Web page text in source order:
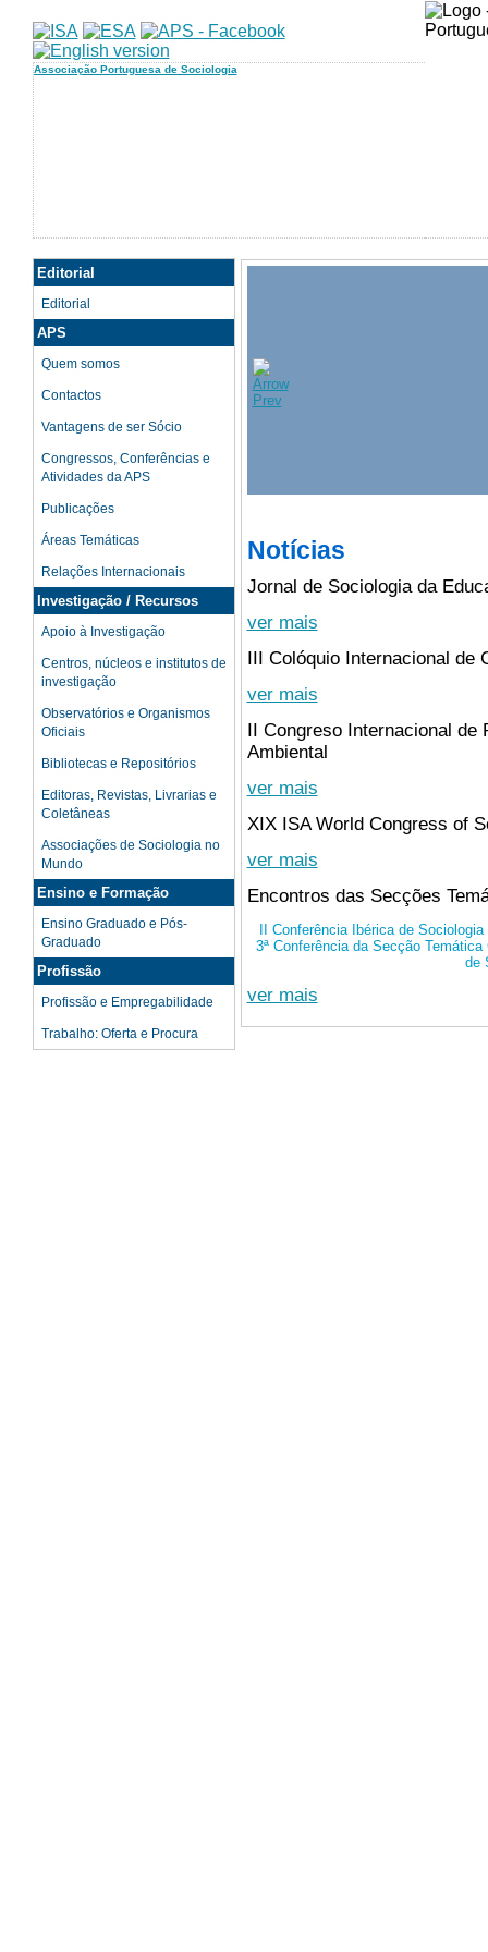
Associação Portuguesa de Sociologia
Editorial
Editorial
APS
Quem somos
Contactos
Vantagens de ser Sócio
Congressos, Conferências e
Atividades da APS
Publicações
Áreas Temáticas
Relações Internacionais
Investigação / Recursos
Apoio à Investigação
Centros, núcleos e institutos de
investigação
Observatórios e Organismos
Oficiais
Bibliotecas e Repositórios
Editoras, Revistas, Livrarias e
Coletâneas
Associações de Sociologia no
Mundo
Ensino e Formação
Ensino Graduado e Pós-
Graduado
Profissão
Profissão e Empregabilidade
Trabalho: Oferta e Procura
Notícias
Jornal de Sociologia da
ver mais
III Colóquio Internacional de
ver mais
II Congreso Internacional de
Ambiental
ver mais
XIX ISA World Congress of
ver mais
Encontros das Secções
II Conferência Ibérica de
3ª Conferência da Secção
de
ver mais